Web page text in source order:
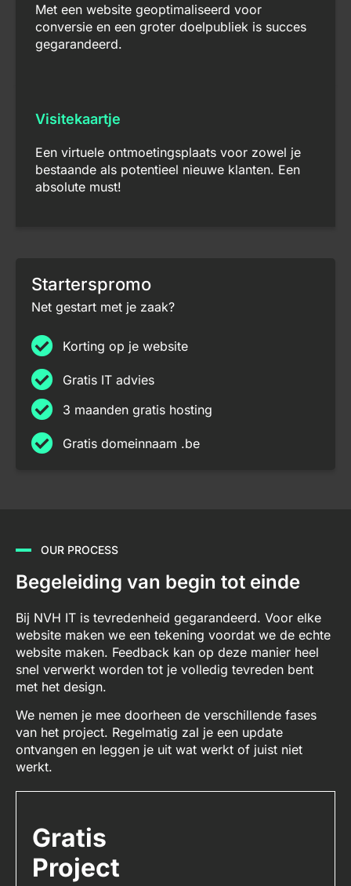
Met een website geoptimaliseerd voor
conversie en een groter doelpubliek is succes
gegarandeerd.
Visitekaartje
Een virtuele ontmoetingsplaats voor zowel je
bestaande als potentieel nieuwe klanten. Een
absolute must!
Starterspromo
Net gestart met je zaak?
Korting op je website
Gratis IT advies
3 maanden gratis hosting
Gratis domeinnaam .be
OUR PROCESS
Begeleiding van begin tot einde
Bij NVH IT is tevredenheid gegarandeerd. Voor elke
website maken we een tekening voordat we de echte
website maken. Feedback kan op deze manier heel
snel verwerkt worden tot je volledig tevreden bent
met het design.
We nemen je mee doorheen de verschillende fases
van het project. Regelmatig zal je een update
ontvangen en leggen je uit wat werkt of juist niet
werkt.
Gratis
Project